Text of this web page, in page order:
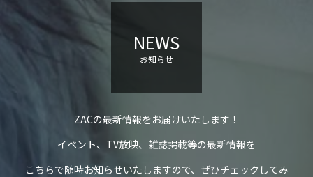
NEWS
お知らせ
ZACの最新情報をお届けいたします！
イベント、TV放映、雑誌掲載等の最新情報を
こちらで随時お知らせいたしますので、ぜひチェックしてみ